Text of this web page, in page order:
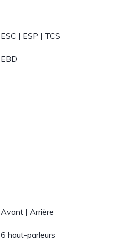
ESC | ESP | TCS
EBD
Avant | Arrière
6 haut-parleurs